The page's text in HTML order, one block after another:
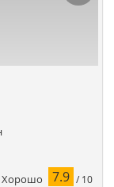
Хорошо 7.9 / 10